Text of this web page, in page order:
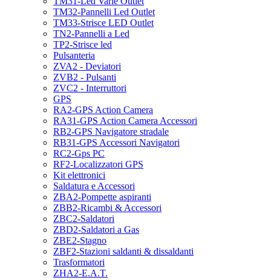
TM32-Pannelli Led Outlet
TM33-Strisce LED Outlet
TN2-Pannelli a Led
TP2-Strisce led
Pulsanteria
ZVA2 - Deviatori
ZVB2 - Pulsanti
ZVC2 - Interruttori
GPS
RA2-GPS Action Camera
RA31-GPS Action Camera Accessori
RB2-GPS Navigatore stradale
RB31-GPS Accessori Navigatori
RC2-Gps PC
RF2-Localizzatori GPS
Kit elettronici
Saldatura e Accessori
ZBA2-Pompette aspiranti
ZBB2-Ricambi & Accessori
ZBC2-Saldatori
ZBD2-Saldatori a Gas
ZBE2-Stagno
ZBF2-Stazioni saldanti & dissaldanti
Trasformatori
ZHA2-E.A.T.